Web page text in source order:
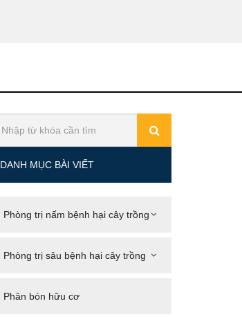
DANH MỤC BÀI VIẾT
Phòng trị nấm bệnh hại cây trồng
Phòng trị sâu bệnh hại cây trồng
Phân bón hữu cơ